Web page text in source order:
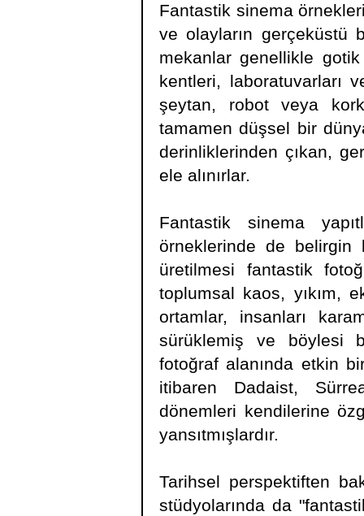
Fantastik sinema
ve olayların gerçeküstü
mekanlar genellikle
kentleri, laboratuvarları
şeytan, robot veya
tamamen düşsel bir
derinliklerinden çıkan,
ele alınırlar.
Fantastik sinema
örneklerinde de belirgin
üretilmesi fantastik
toplumsal kaos, yıkım,
ortamlar, insanları
sürüklemiş ve böylesi
fotoğraf alanında etkin
itibaren Dadaist,
dönemleri kendilerine
yansıtmışlardır.
Tarihsel perspektiften
stüdyolarında da